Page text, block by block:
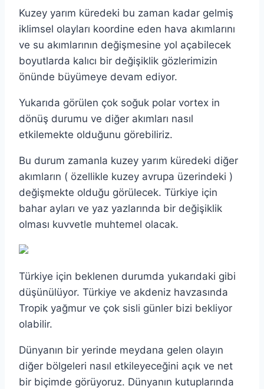
Kuzey yarım küredeki bu zaman kadar gelmiş
iklimsel olayları koordine eden hava akımlarını
ve su akımlarının değişmesine yol açabilecek
boyutlarda kalıcı bir değişiklik gözlerimizin
önünde büyümeye devam ediyor.
Yukarıda görülen çok soğuk polar vortex in
dönüş durumu ve diğer akımları nasıl
etkilemekte olduğunu görebiliriz.
Bu durum zamanla kuzey yarım küredeki diğer
akımların ( özellikle kuzey avrupa üzerindeki )
değişmekte olduğu görülecek. Türkiye için
bahar ayları ve yaz yazlarında bir değişiklik
olması kuvvetle muhtemel olacak.
Türkiye için beklenen durumda yukarıdaki gibi
düşünülüyor. Türkiye ve akdeniz havzasında
Tropik yağmur ve çok sisli günler bizi bekliyor
olabilir.
Dünyanın bir yerinde meydana gelen olayın
diğer bölgeleri nasıl etkileyeceğini açık ve net
bir biçimde görüyoruz. Dünyanın kutuplarında